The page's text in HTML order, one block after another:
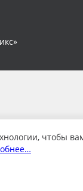
чтобы